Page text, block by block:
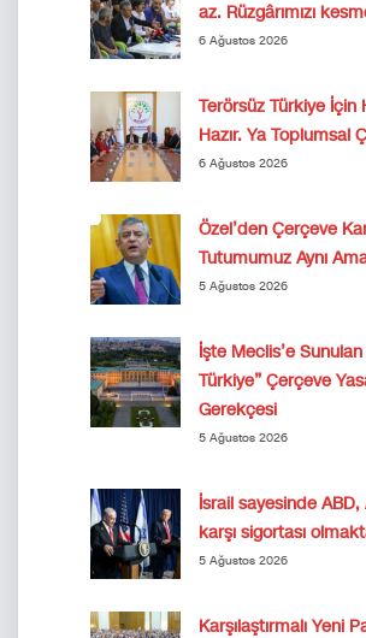
az. Rüzgârımızı
6 Ağustos 2026
Terörsüz Türkiye İçin
Hazır. Ya Toplumsal
6 Ağustos 2026
Özel’den Çerçeve
Tutumumuz Aynı Ama
5 Ağustos 2026
İşte Meclis’e
Türkiye” Çerçeve
Gerekçesi
5 Ağustos 2026
İsrail sayesinde ABD,
karşı sigortası
5 Ağustos 2026
Karşılaştırmalı Yeni